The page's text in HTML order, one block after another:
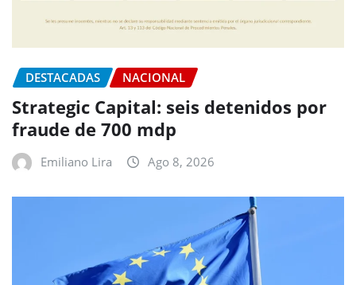
DESTACADAS NACIONAL
Strategic Capital: seis detenidos por
fraude de 700 mdp
Emiliano Lira Ago 8, 2026